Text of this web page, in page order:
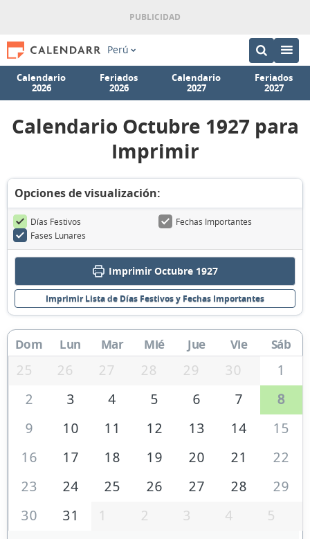
Perú
Calendario
2026
Feriados
2026
Calendario
2027
Feriados
2027
Calendario Octubre 1927 para
Imprimir
Opciones de visualización:
Días Festivos
Fechas Importantes
Fases Lunares
Imprimir Octubre 1927
Imprimir Lista de Días Festivos y Fechas Importantes
Dom Lun Mar Mié Jue Vie Sáb
25 26 27 28 29 30
1
2
3 4 5 6 7
8
9
10 11 12 13 14
15
16
17 18 19 20 21
22
23
24 25 26 27 28
29
30
31 1 2 3 4 5